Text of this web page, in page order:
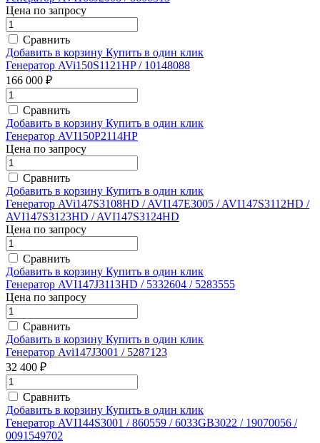
Цена по запросу
Сравнить
Добавить в корзину Купить в один клик
Генератор AVi150S1121HP / 10148088
166 000 ₽
Сравнить
Добавить в корзину Купить в один клик
Генератор AVI150P2114HP
Цена по запросу
Сравнить
Добавить в корзину Купить в один клик
Генератор AVi147S3108HD / AVI147E3005 / AVI147S3112HD /
AVI147S3123HD / AVI147S3124HD
Цена по запросу
Сравнить
Добавить в корзину Купить в один клик
Генератор AVI147J3113HD / 5332604 / 5283555
Цена по запросу
Сравнить
Добавить в корзину Купить в один клик
Генератор Avi147J3001 / 5287123
32 400 ₽
Сравнить
Добавить в корзину Купить в один клик
Генератор AVI144S3001 / 860559 / 6033GB3022 / 19070056 /
0091549702